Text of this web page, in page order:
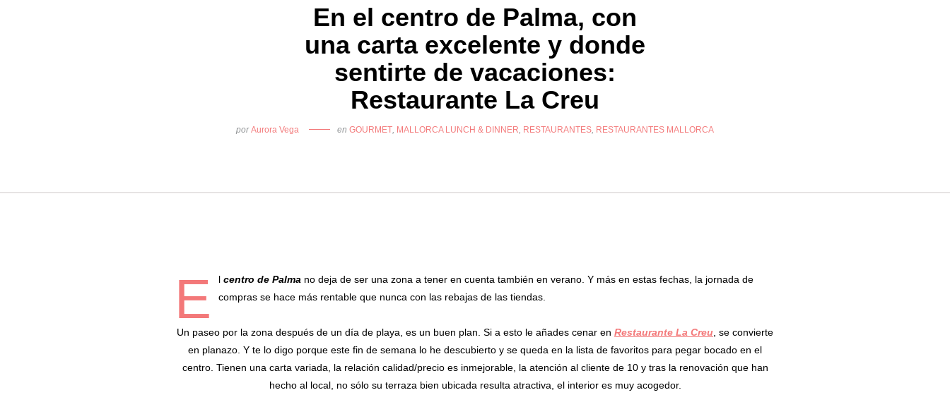
En el centro de Palma, con
una carta excelente y donde
sentirte de vacaciones:
Restaurante La Creu
porAurora Vega en GOURMET, MALLORCA LUNCH & DINNER, RESTAURANTES, RESTAURANTES MALLORCA
E l centro de Palma no deja de ser una zona a tener en cuenta también en verano. Y más en estas fechas, la jornada de
compras se hace más rentable que nunca con las rebajas de las tiendas.
Un paseo por la zona después de un día de playa, es un buen plan. Si a esto le añades cenar en Restaurante La Creu , se convierte
en planazo. Y te lo digo porque este fin de semana lo he descubierto y se queda en la lista de favoritos para pegar bocado en el
centro. Tienen una carta variada, la relación calidad/precio es inmejorable, la atención al cliente de 10 y tras la renovación que han
hecho al local, no sólo su terraza bien ubicada resulta atractiva, el interior es muy acogedor.